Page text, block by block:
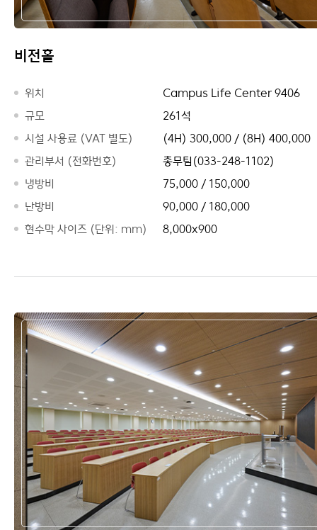
비전홀
위치
Campus Life Center 9406
규모
261석
시설 사용료 (VAT 별도)
(4H) 300,000 / (8H) 400,000
관리부서 (전화번호)
총무팀(033-248-1102)
냉방비
75,000 / 150,000
난방비
90,000 / 180,000
현수막 사이즈 (단위: mm)
8,000x900